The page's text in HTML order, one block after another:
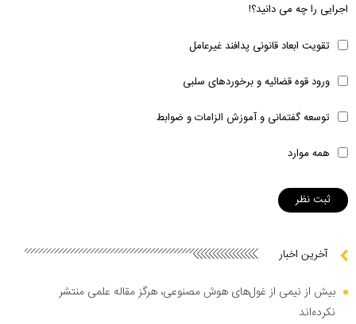
اجرایی را چه می دانید؟!
تقویت ابعاد قانونی پدافند غیرعامل
ورود قوه قضائیه و برخوردهای سلبی
توسعه گفتمانی و آموزش الزامات و ضوابط
همه موارد
آخرین اخبار
بیش از نیمی از غول‌های هوش مصنوعی، هرگز مقاله علمی منتشر
نکرده‌اند